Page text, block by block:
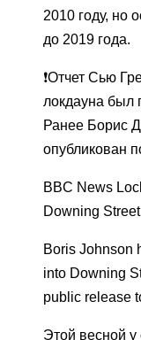
2010 году, но
до 2019 года.
❗️Отчет Сью
локдауна был
Ранее Борис
опубликован
BBC News
Downing Street
Boris Johnson
into Downing
public release
Этой весной